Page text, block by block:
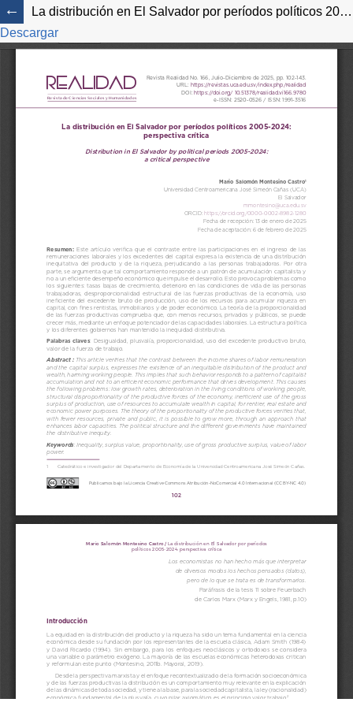
La distribución en El Salvador por períodos políticos 2005-2024: perspectiva crítica
Descargar